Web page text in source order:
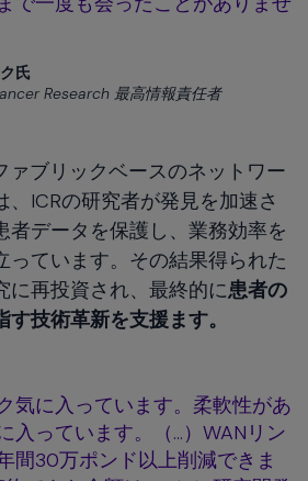
氏
Research 最高情報責任者
ブリックベースのネットワー
、ICRの研究者が発見を加速さ
者データを保護し、業務効率を
っています。その結果得られた
に再投資され、最終的に患者の
技術革新を支援ます。
気に入っています。柔軟性があ
入っています。（…）WANリン
間30万ポンド以上削減できま